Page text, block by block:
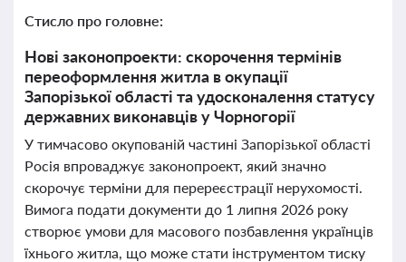
Стисло про головне:
Нові законопроекти: скорочення термінів
переоформлення житла в окупації
Запорізької області та удосконалення статусу
державних виконавців у Чорногорії
У тимчасово окупованій частині Запорізької області
Росія впроваджує законопроект, який значно
скорочує терміни для перереєстрації нерухомості.
Вимога подати документи до 1 липня 2026 року
створює умови для масового позбавлення українців
їхнього житла, що може стати інструментом тиску